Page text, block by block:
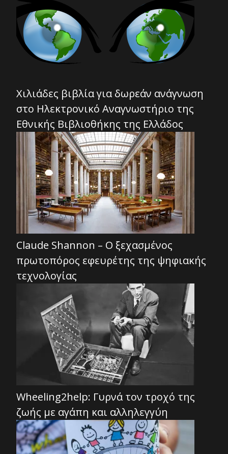
Χιλιάδες βιβλία για δωρεάν ανάγνωση
στο Ηλεκτρονικό Αναγνωστήριο της
Εθνικής Βιβλιοθήκης της Ελλάδος
Claude Shannon – Ο ξεχασμένος
πρωτοπόρος εφευρέτης της ψηφιακής
τεχνολογίας
Wheeling2help: Γυρνά τον τροχό της
ζωής με αγάπη και αλληλεγγύη